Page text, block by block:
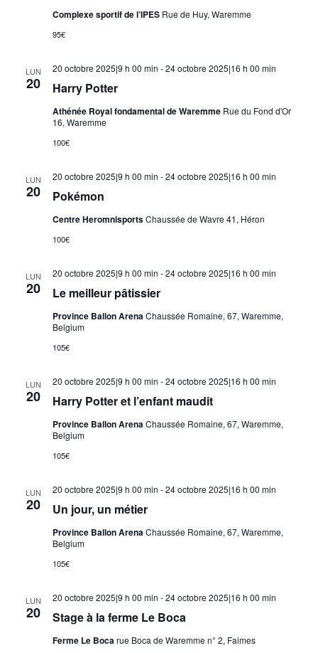
Complexe sportif de l’IPES Rue de Huy, Waremme
95€
LUN
20 Harry Potter
20 octobre 2025|9 h 00 min -24 octobre 2025|16 h 00 min
Athénée Royal fondamental de Waremme Rue du Fond d'Or
16, Waremme
100€
LUN
20 Pokémon
20 octobre 2025|9 h 00 min -24 octobre 2025|16 h 00 min
Centre HeromnisportsChaussée de Wavre 41, Héron
100€
LUN
20 Le meilleur pâtissier
20 octobre 2025|9 h 00 min -24 octobre 2025|16 h 00 min
Province Ballon ArenaChaussée Romaine, 67, Waremme,
Belgium
105€
LUN
20 Harry Potter et l’enfant maudit
20 octobre 2025|9 h 00 min -24 octobre 2025|16 h 00 min
Province Ballon ArenaChaussée Romaine, 67, Waremme,
Belgium
105€
LUN
20 Un jour, un métier
20 octobre 2025|9 h 00 min -24 octobre 2025|16 h 00 min
Province Ballon ArenaChaussée Romaine, 67, Waremme,
Belgium
105€
LUN
20 Stage à la ferme Le Boca
20 octobre 2025|9 h 00 min -24 octobre 2025|16 h 00 min
Ferme Le Bocarue Boca de Waremme n° 2, Faimes